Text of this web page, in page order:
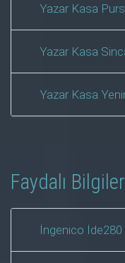
Yazar Kasa
Yazar Kasa
Yazar Kasa
Faydalı Bilgiler
İngenico İde280